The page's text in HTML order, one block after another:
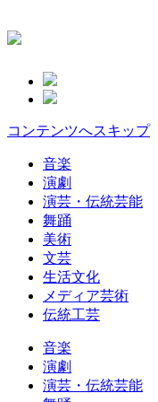
コンテンツへスキップ
音楽
演劇
演芸・伝統芸能
舞踊
美術
文芸
生活文化
メディア芸術
伝統工芸
音楽
演劇
演芸・伝統芸能